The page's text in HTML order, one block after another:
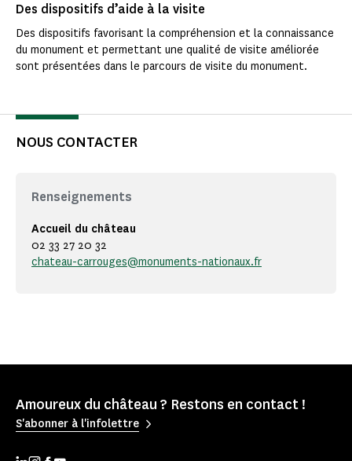
Des dispositifs d’aide à la visite
Des dispositifs favorisant la compréhension et la connaissance
du monument et permettant une qualité de visite améliorée
sont présentées dans le parcours de visite du monument.
NOUS CONTACTER
Renseignements
Accueil du château
02 33 27 20 32
chateau-carrouges@monuments-nationaux.fr
Amoureux du château ? Restons en contact !
S'abonner à l'infolettre